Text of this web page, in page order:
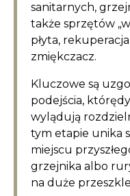
sanitarnych,
także sprzętów
płyta,
zmiękczacz.
Kluczowe są
podejścia,
wylądują
tym etapie unika
miejscu
grzejnika albo
na duże